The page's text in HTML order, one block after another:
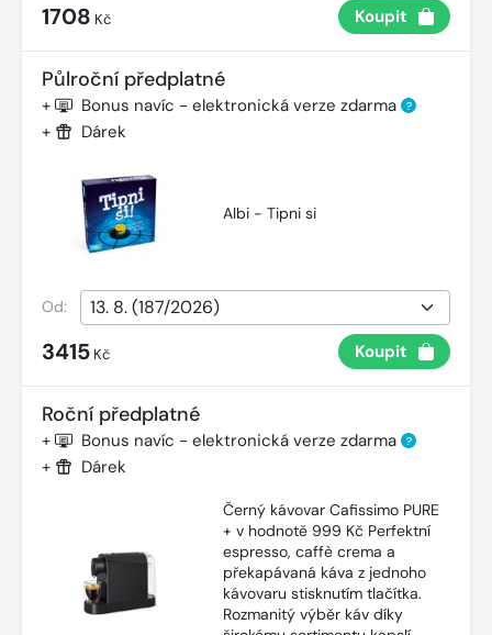
1708 Kč Koupit
Půlroční předplatné
+ Bonus navíc - elektronická verze zdarma ?
+ Dárek
Albi - Tipni si
Od:
3415 Kč Koupit
Roční předplatné
+ Bonus navíc - elektronická verze zdarma ?
+ Dárek
Černý kávovar Cafissimo PURE
+ v hodnotě 999 Kč Perfektní
espresso, caffè crema a
překapávaná káva z jednoho
kávovaru stisknutím tlačítka.
Rozmanitý výběr káv díky